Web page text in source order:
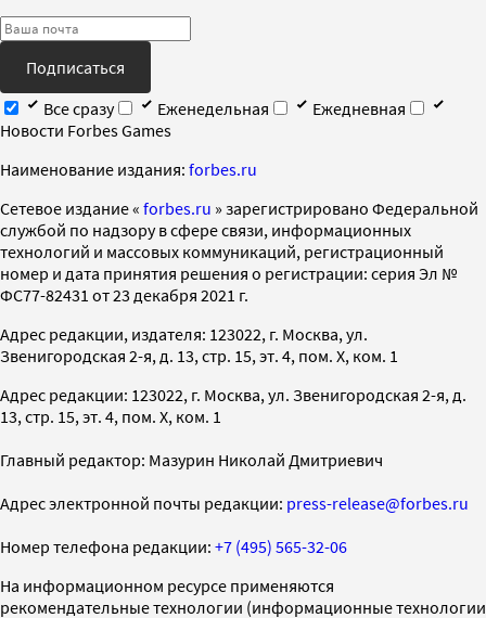
Подписаться
Все сразу
Еженедельная
Ежедневная
Новости Forbes Games
Наименование издания: forbes.ru
Cетевое издание « forbes.ru » зарегистрировано Федеральной
службой по надзору в сфере связи, информационных
технологий и массовых коммуникаций, регистрационный
номер и дата принятия решения о регистрации: серия Эл №
ФС77-82431 от 23 декабря 2021 г.
Адрес редакции, издателя: 123022, г. Москва, ул.
Звенигородская 2-я, д. 13, стр. 15, эт. 4, пом. X, ком. 1
Адрес редакции: 123022, г. Москва, ул. Звенигородская 2-я, д.
13, стр. 15, эт. 4, пом. X, ком. 1
Главный редактор: Мазурин Николай Дмитриевич
Адрес электронной почты редакции: press-release@forbes.ru
Номер телефона редакции: +7 (495) 565-32-06
На информационном ресурсе применяются
рекомендательные технологии (информационные технологии